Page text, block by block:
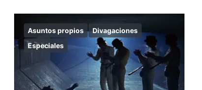
Asuntos propios
Divagaciones
Especiales